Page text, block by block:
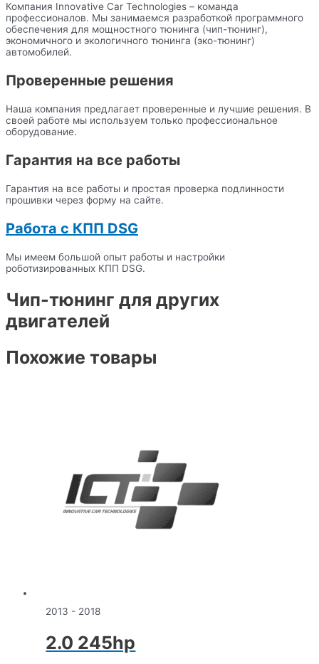
Компания Innovative Car Technologies – команда
профессионалов. Мы занимаемся разработкой программного
обеспечения для мощностного тюнинга (чип-тюнинг),
экономичного и экологичного тюнинга (эко-тюнинг)
автомобилей.
Проверенные решения
Наша компания предлагает проверенные и лучшие решения. В
своей работе мы используем только профессиональное
оборудование.
Гарантия на все работы
Гарантия на все работы и простая проверка подлинности
прошивки через форму на сайте.
Работа с КПП DSG
Мы имеем большой опыт работы и настройки
роботизированных КПП DSG.
Чип-тюнинг для других
двигателей
Похожие товары
2013 - 2018
2.0 245hp